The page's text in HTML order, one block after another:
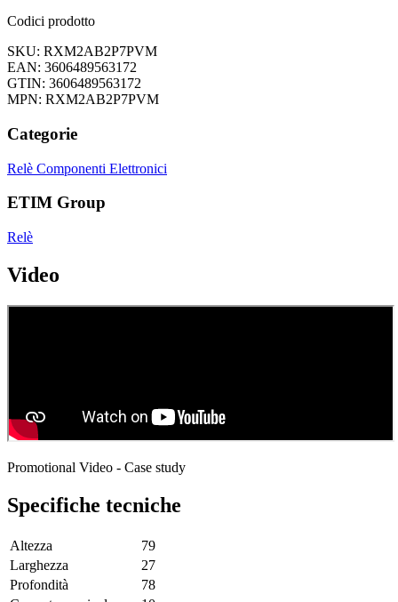
Codici prodotto
SKU: RXM2AB2P7PVM
EAN: 3606489563172
GTIN: 3606489563172
MPN: RXM2AB2P7PVM
Categorie
Relè Componenti Elettronici
ETIM Group
Relè
Video
Promotional Video - Case study
Specifiche tecniche
Altezza
79
Larghezza
27
Profondità
78